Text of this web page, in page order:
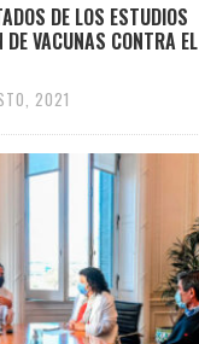
DE LOS ESTUDIOS
VACUNAS CONTRA EL
2021